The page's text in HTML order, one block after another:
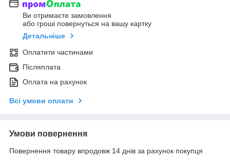
Ви отримаєте замовлення
або гроші повернуться на вашу картку
Детальніше
Оплатити частинами
Післяплата
Оплата на рахунок
Всі умови оплати
Умови повернення
Повернення товару впродовж 14 днів за рахунок покупця